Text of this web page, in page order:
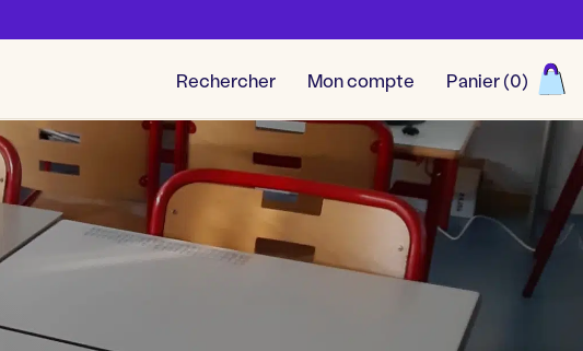
Rechercher Mon compte Panier (0)
Découvrir toutes nos